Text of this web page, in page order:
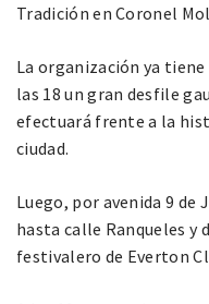
Tradición en Coronel
La organización ya
las 18 un gran desfile
efectuará frente a la
ciudad.
Luego, por avenida 9 de
hasta calle Ranqueles y
festivalero de Everton